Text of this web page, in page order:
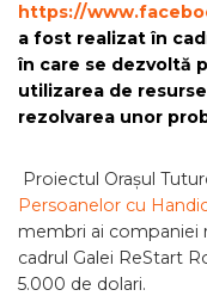
https://
a fost realizat în
în care se dezvoltă
utilizarea de
rezolvarea unor
Proiectul Orașul
Persoanelor cu
membri ai companiei
cadrul Galei ReStart
5.000 de dolari.